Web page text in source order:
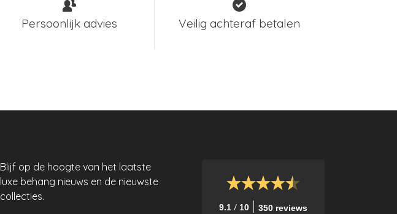
Persoonlijk advies Veilig achteraf betalen
Blijf op de hoogte van het laatste
luxe behang nieuws en de nieuwste
collecties.
9.1 / 10 350 reviews